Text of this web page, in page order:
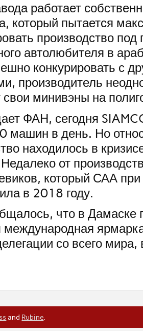
работает
который пытается
производство под
автолюбителя в
конкурировать с
производитель
свои минивэны на
ФАН, сегодня
машин в день. Но
находилось в
от
который САА
в 2018 году.
что в Дамаске
международная
со всего мира,
and Rubine